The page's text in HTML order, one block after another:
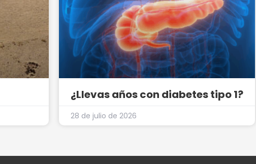
¿Llevas años con diabetes tipo 1?
28 de julio de 2026